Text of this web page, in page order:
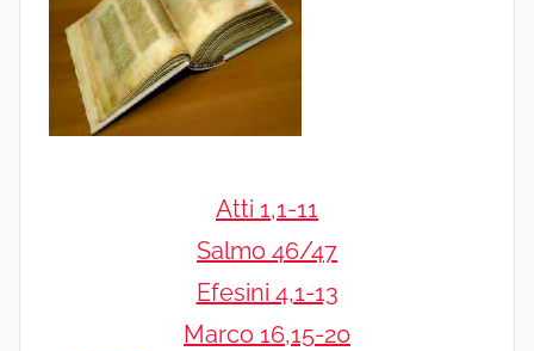
Atti 1,1-11
Salmo 46/47
Efesini 4,1-13
Marco 16,15-20